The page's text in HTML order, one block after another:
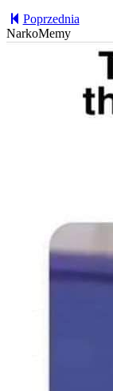
Poprzednia
NarkoMemy